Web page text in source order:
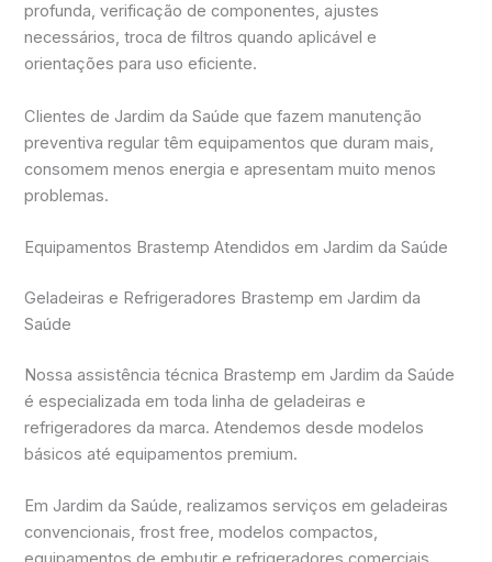
profunda, verificação de componentes, ajustes
necessários, troca de filtros quando aplicável e
orientações para uso eficiente.
Clientes de Jardim da Saúde que fazem manutenção
preventiva regular têm equipamentos que duram mais,
consomem menos energia e apresentam muito menos
problemas.
Equipamentos Brastemp Atendidos em Jardim da Saúde
Geladeiras e Refrigeradores Brastemp em Jardim da
Saúde
Nossa assistência técnica Brastemp em Jardim da Saúde
é especializada em toda linha de geladeiras e
refrigeradores da marca. Atendemos desde modelos
básicos até equipamentos premium.
Em Jardim da Saúde, realizamos serviços em geladeiras
convencionais, frost free, modelos compactos,